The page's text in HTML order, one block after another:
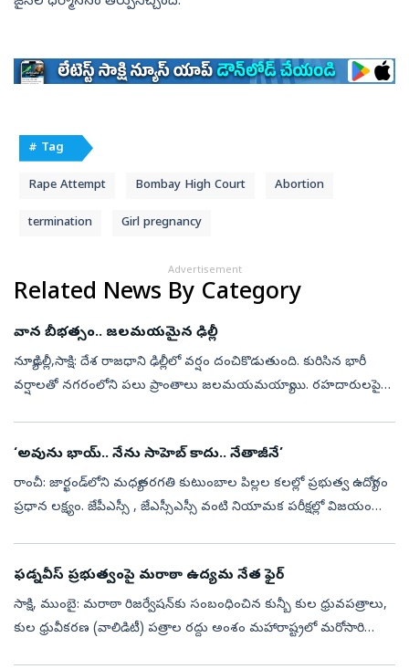
# Tag
Rape Attempt Bombay High Court Abortion
termination Girl pregnancy
Advertisement
Related News By Category
వాన బీభత్సం.. జలమయమైన ఢిల్లీ
న్యూఢిల్లీ,సాక్షి: దేశ రాజధాని ఢిల్లీలో వర్షం దంచికొడుతుంది. కురిసిన భారీ
వర్షాలతో నగరంలోని పలు ప్రాంతాలు జలమయమయ్యాయి. రహదారులపై
‘అవును భాయ్.. నేను సాహెబ్ కాదు.. నేతాజీనే’
రాంచీ: జార్ఖండ్‌లోని మధ్యతరగతి కుటుంబాల పిల్లల కలల్లో ప్రభుత్వ ఉద్యోగం
ప్రధాన లక్ష్యం. జేపీఎస్సీ , జేఎస్సీఎస్సీ వంటి నియామక పరీక్షల్లో విజయం
ఫడ్నవీస్ ప్ర‌భుత్వంపై మరాఠా ఉద్యమ నేత ఫైర్‌
సాక్షి, ముంబై: మరాఠా రిజర్వేషన్‌కు సంబంధించిన కున్బీ కుల ధ్రువపత్రాలు,
కుల ధ్రువీకరణ (వాలిడిటీ) పత్రాల రద్దు అంశం మహారాష్ట్రలో మరోసారి